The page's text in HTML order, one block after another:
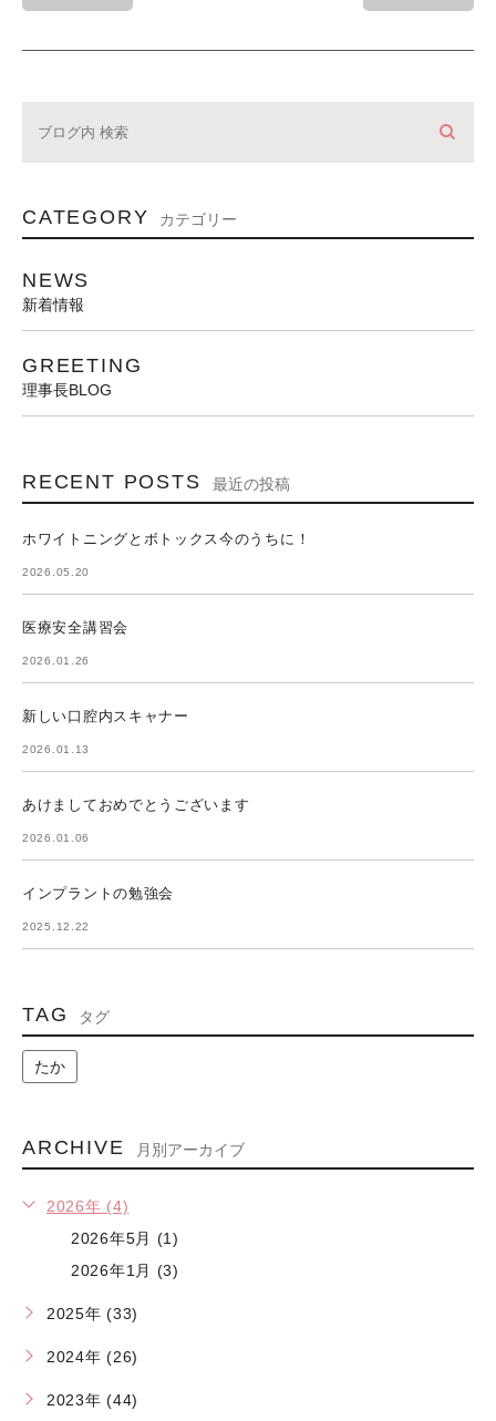
CATEGORY カテゴリー
NEWS
新着情報
GREETING
理事長BLOG
RECENT POSTS 最近の投稿
ホワイトニングとボトックス今のうちに！
2026.05.20
医療安全講習会
2026.01.26
新しい口腔内スキャナー
2026.01.13
あけましておめでとうございます
2026.01.06
インプラントの勉強会
2025.12.22
TAG タグ
たか
ARCHIVE 月別アーカイブ
2026年 (4)
2026年5月 (1)
2026年1月 (3)
2025年 (33)
2024年 (26)
2023年 (44)